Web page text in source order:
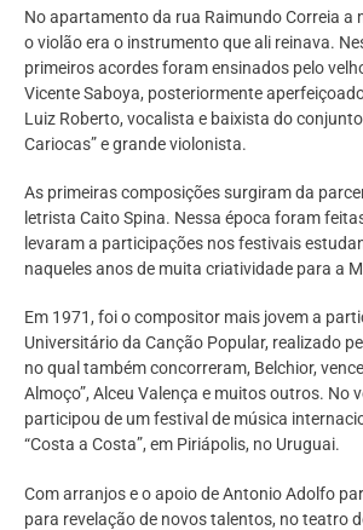
No apartamento da rua Raimundo Correia a
o violão era o instrumento que ali reinava.
primeiros acordes foram ensinados pelo
Vicente Saboya, posteriormente
Luiz Roberto, vocalista e baixista do
Cariocas” e grande violonista.
As primeiras composições surgiram da
letrista Caito Spina. Nessa época foram
levaram a participações nos festivais
naqueles anos de muita criatividade para a
Em 1971, foi o compositor mais jovem a
Universitário da Canção Popular, realizado
no qual também concorreram, Belchior,
Almoço”, Alceu Valença e muitos outros. No
participou de um festival de música
“Costa a Costa”, em Piriápolis, no Uruguai.
Com arranjos e o apoio de Antonio Adolfo
para revelação de novos talentos, no teatro